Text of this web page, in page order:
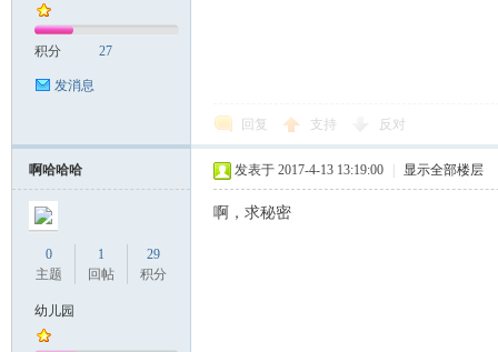
积分 27
发消息
回复 支持 反对
啊哈哈哈
0
主题
1
回帖
29
积分
幼儿园
发表于 2017-4-13 13:19:00 显示全部楼层
啊，求秘密